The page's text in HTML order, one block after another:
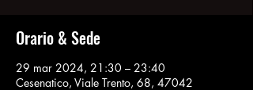
Orario & Sede
29 mar 2024, 21:30 – 23:40
Cesenatico, Viale Trento, 68, 47042